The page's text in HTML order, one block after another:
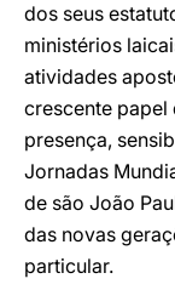
dos seus
ministérios
atividades
crescente papel
presença,
Jornadas
de são João
das novas
particular.